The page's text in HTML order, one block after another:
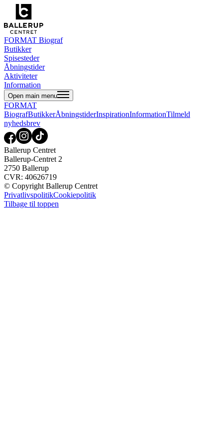
FORMAT Biograf
Butikker
Spisesteder
Åbningstider
Aktiviteter
Information
Open main menu
FORMAT
BiografButikkerÅbningstiderInspirationInformationTilmeld
nyhedsbrev
Ballerup Centret
Ballerup-Centret 2
2750 Ballerup
CVR: 40626719
© Copyright Ballerup Centret
PrivatlivspolitikCookiepolitik
Tilbage til toppen